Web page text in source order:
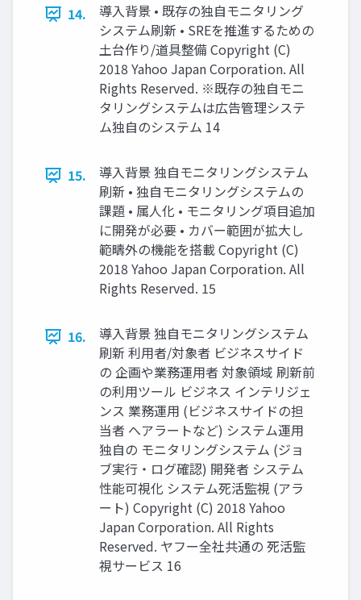
14.
導入背景 • 既存の独自モニタリング
システム刷新 • SREを推進するための
土台作り/道具整備 Copyright (C)
2018 Yahoo Japan Corporation. All
Rights Reserved. ※既存の独自モニ
タリングシステムは広告管理システ
ム独自のシステム 14
15.
導入背景 独自モニタリングシステム
刷新 • 独自モニタリングシステムの
課題 • 属人化 • モニタリング項目追加
に開発が必要 • カバー範囲が拡大し
範疇外の機能を搭載 Copyright (C)
2018 Yahoo Japan Corporation. All
Rights Reserved. 15
16.
導入背景 独自モニタリングシステム
刷新 利用者/対象者 ビジネスサイド
の 企画や業務運用者 対象領域 刷新前
の利用ツール ビジネス インテリジェ
ンス 業務運用 (ビジネスサイドの担
当者 へアラートなど) システム運用
独自の モニタリングシステム (ジョ
ブ実行・ログ確認) 開発者 システム
性能可視化 システム死活監視 (アラ
ート) Copyright (C) 2018 Yahoo
Japan Corporation. All Rights
Reserved. ヤフー全社共通の 死活監
視サービス 16